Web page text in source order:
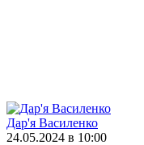
Дар'я Василенко
24.05.2024 в 10:00